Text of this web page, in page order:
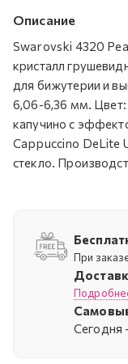
Описание
Swarovski 4320
кристалл
для бижутерии и
6,06-6,36 мм. Цвет:
капучино c
Cappuccino DeLite
стекло.
При
Cегодня